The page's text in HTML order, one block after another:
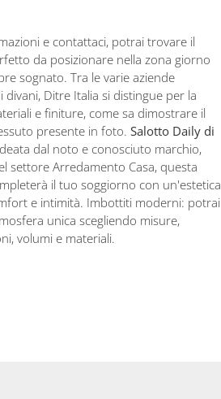
e contattaci, potrai trovare il
da posizionare nella zona giorno
sognato. Tra le varie aziende
Ditre Italia si distingue per la
e finiture, come sa dimostrare il
presente in foto. Salotto Daily di
dal noto e conosciuto marchio,
settore Arredamento Casa, questa
il tuo soggiorno con un'estetica
e intimità. Imbottiti moderni: potrai
unica scegliendo misure,
volumi e materiali.